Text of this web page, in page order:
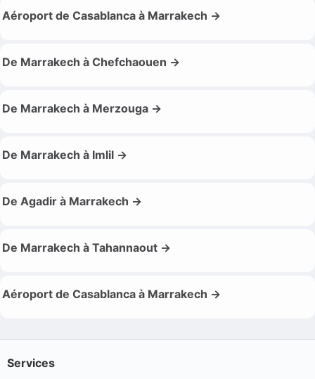
Aéroport de Casablanca à Marrakech →
De Marrakech à Chefchaouen →
De Marrakech à Merzouga →
De Marrakech à Imlil →
De Agadir à Marrakech →
De Marrakech à Tahannaout →
Aéroport de Casablanca à Marrakech →
Services